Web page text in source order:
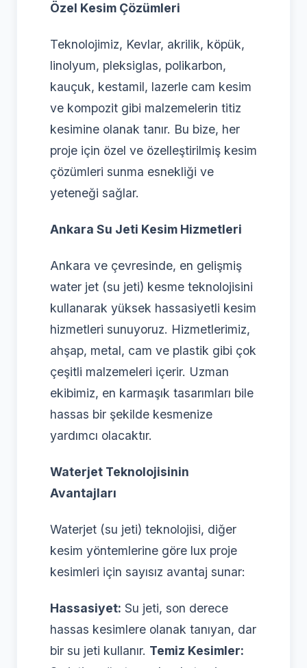
Özel Kesim Çözümleri
Teknolojimiz, Kevlar, akrilik, köpük,
linolyum, pleksiglas, polikarbon,
kauçuk, kestamil, lazerle cam kesim
ve kompozit gibi malzemelerin titiz
kesimine olanak tanır. Bu bize, her
proje için özel ve özelleştirilmiş kesim
çözümleri sunma esnekliği ve
yeteneği sağlar.
Ankara Su Jeti Kesim Hizmetleri
Ankara ve çevresinde, en gelişmiş
water jet (su jeti) kesme teknolojisini
kullanarak yüksek hassasiyetli kesim
hizmetleri sunuyoruz. Hizmetlerimiz,
ahşap, metal, cam ve plastik gibi çok
çeşitli malzemeleri içerir. Uzman
ekibimiz, en karmaşık tasarımları bile
hassas bir şekilde kesmenize
yardımcı olacaktır.
Waterjet Teknolojisinin
Avantajları
Waterjet (su jeti) teknolojisi, diğer
kesim yöntemlerine göre lux proje
kesimleri için sayısız avantaj sunar:
Hassasiyet: Su jeti, son derece
hassas kesimlere olanak tanıyan, dar
bir su jeti kullanır. Temiz Kesimler: